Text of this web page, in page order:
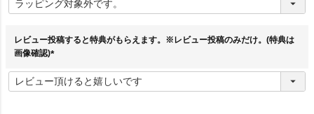
必
須
レビュー投稿すると特典がもらえます。※レビュー投稿のみだけ。(特典は
画像確認)
必
須